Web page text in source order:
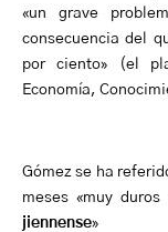
«un grave
consecuencia del
por ciento» (el
Economía,
Gómez se ha
meses «muy duros
jiennense»